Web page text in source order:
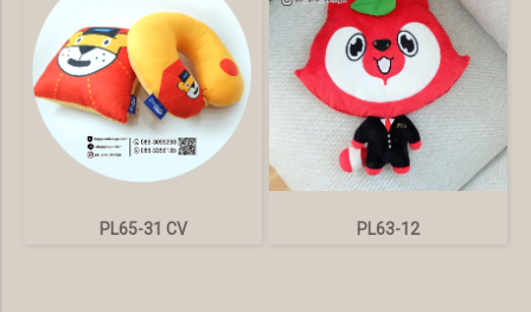
PL65-31 CV PL63-12